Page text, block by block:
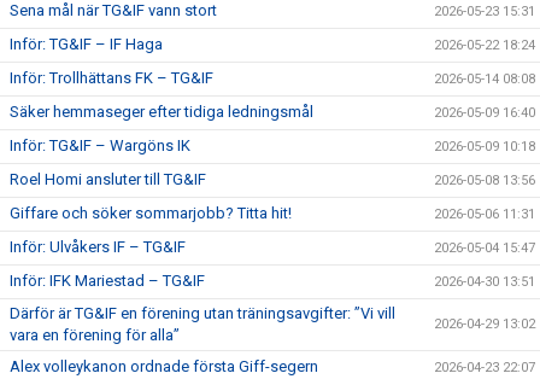
Sena mål när TG&IF vann stort 2026-05-23 15:31
Inför: TG&IF – IF Haga 2026-05-22 18:24
Inför: Trollhättans FK – TG&IF 2026-05-14 08:08
Säker hemmaseger efter tidiga ledningsmål 2026-05-09 16:40
Inför: TG&IF – Wargöns IK 2026-05-09 10:18
Roel Homi ansluter till TG&IF 2026-05-08 13:56
Giffare och söker sommarjobb? Titta hit! 2026-05-06 11:31
Inför: Ulvåkers IF – TG&IF 2026-05-04 15:47
Inför: IFK Mariestad – TG&IF 2026-04-30 13:51
Därför är TG&IF en förening utan träningsavgifter: ”Vi vill
vara en förening för alla”
2026-04-29 13:02
Alex volleykanon ordnade första Giff-segern 2026-04-23 22:07